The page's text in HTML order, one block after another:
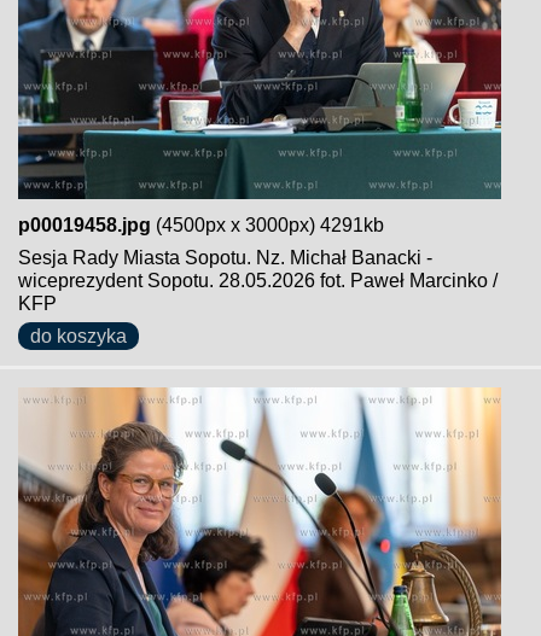
p00019458.jpg (4500px x 3000px) 4291kb
Sesja Rady Miasta Sopotu. Nz. Michał Banacki -
wiceprezydent Sopotu. 28.05.2026 fot. Paweł Marcinko /
KFP
do koszyka